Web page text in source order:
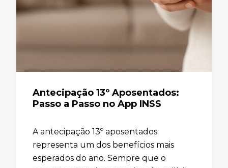
Antecipação 13º Aposentados:
Passo a Passo no App INSS
A antecipação 13º aposentados
representa um dos benefícios mais
esperados do ano. Sempre que o